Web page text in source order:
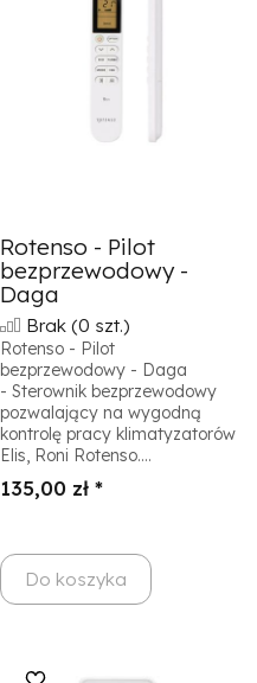
Rotenso - Pilot
bezprzewodowy -
Daga
Brak (0 szt.)
Rotenso - Pilot
bezprzewodowy - Daga
- Sterownik bezprzewodowy
pozwalający na wygodną
kontrolę pracy klimatyzatorów
Elis, Roni Rotenso....
135,00 zł *
Do koszyka